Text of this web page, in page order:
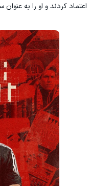
اعتماد کردند و او را به